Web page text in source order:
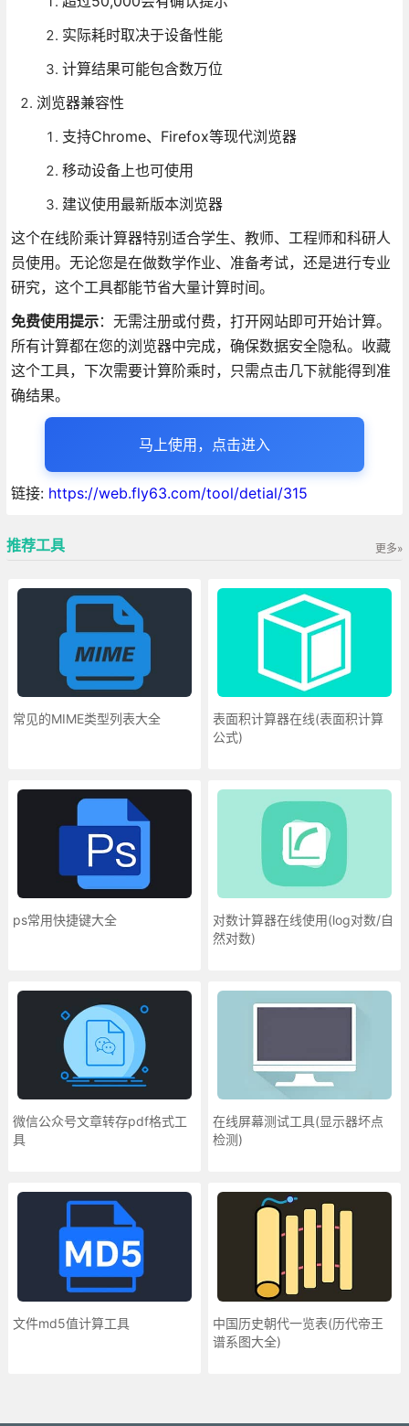
实际耗时取决于设备性能
计算结果可能包含数万位
浏览器兼容性
支持Chrome、Firefox等现代浏览器
移动设备上也可使用
建议使用最新版本浏览器
这个在线阶乘计算器特别适合学生、教师、工程师和科研人
员使用。无论您是在做数学作业、准备考试，还是进行专业
研究，这个工具都能节省大量计算时间。
免费使用提示：无需注册或付费，打开网站即可开始计算。
所有计算都在您的浏览器中完成，确保数据安全隐私。收藏
这个工具，下次需要计算阶乘时，只需点击几下就能得到准
确结果。
马上使用，点击进入
链接: https://web.fly63.com/tool/detial/315
推荐工具 更多»
常见的MIME类型列表大全
表面积计算器在线(表面积计算
公式)
ps常用快捷键大全
对数计算器在线使用(log对数/自
然对数)
微信公众号文章转存pdf格式工
具
在线屏幕测试工具(显示器坏点
检测)
文件md5值计算工具
中国历史朝代一览表(历代帝王
谱系图大全)